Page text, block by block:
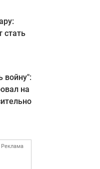
стать
войну":
на
Реклама